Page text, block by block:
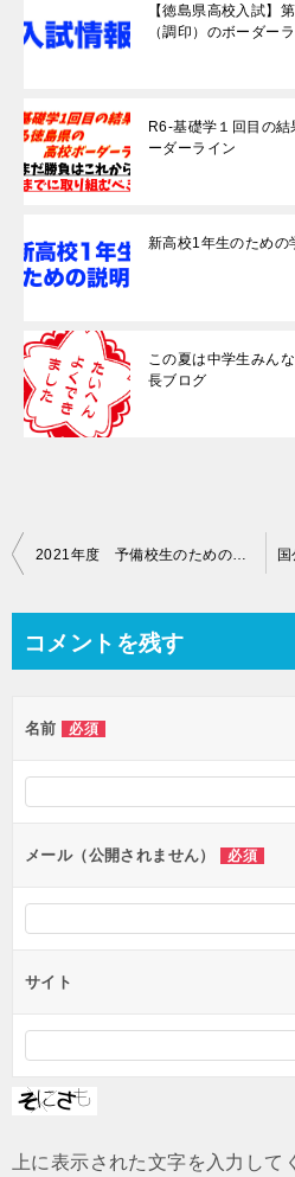
【徳島県高校入試】
（調印）のボーダー
R6-基礎学１回目の
ーダーライン
新高校1年生のための
この夏は中学生みん
長ブログ
投
ビ
ー
シ
ョ
ン
コメントを残す
名前 必須
メール（公開されません） 必須
サイト
上に表示された文字を入力して